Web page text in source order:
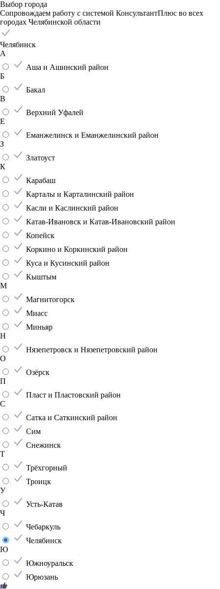
Выбор города
Сопровождаем работу с системой КонсультантПлюс во всех
городах Челябинской области
Челябинск
А
Аша и Ашинский район
Б
Бакал
В
Верхний Уфалей
Е
Еманжелинск и Еманжелинский район
З
Златоуст
К
Карабаш
Карталы и Карталинский район
Касли и Каслинский район
Катав-Ивановск и Катав-Ивановский район
Копейск
Коркино и Коркинский район
Куса и Кусинский район
Кыштым
М
Магнитогорск
Миасс
Миньяр
Н
Нязепетровск и Нязепетровский район
О
Озёрск
П
Пласт и Пластовский район
С
Сатка и Саткинский район
Сим
Снежинск
Т
Трёхгорный
Троицк
У
Усть-Катав
Ч
Чебаркуль
Челябинск
Ю
Южноуральск
Юрюзань